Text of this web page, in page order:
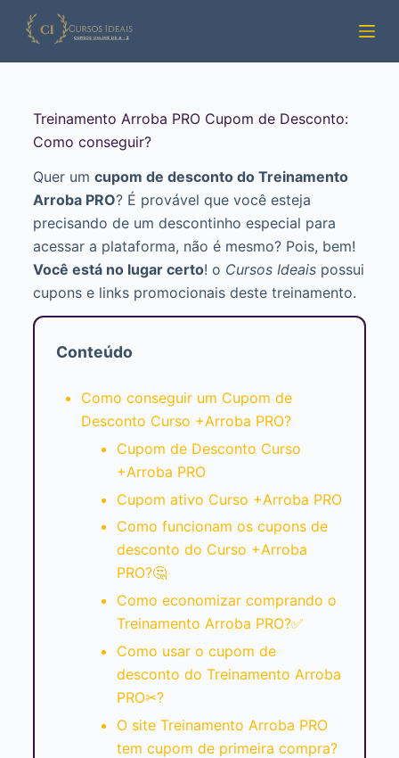
Pular
para
Treinamento Arroba PRO Cupom de Desconto:
Como conseguir?
Quer um cupom de desconto do Treinamento
Arroba PRO? É provável que você esteja
precisando de um descontinho especial para
acessar a plataforma, não é mesmo? Pois, bem!
Você está no lugar certo! o Cursos Ideaispossui
cupons e links promocionais deste treinamento.
Conteúdo
Como conseguir um Cupom de
Desconto Curso +Arroba PRO?
Cupom de Desconto Curso
+Arroba PRO
Cupom ativo Curso +Arroba PRO
Como funcionam os cupons de
desconto do Curso +Arroba
PRO?🤔
Como economizar comprando o
Treinamento Arroba PRO?✅
Como usar o cupom de
desconto do Treinamento Arroba
PRO✂?
O site Treinamento Arroba PRO
tem cupom de primeira compra?